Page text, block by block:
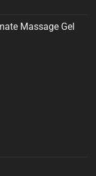
Massage Gel